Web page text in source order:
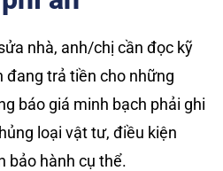
nhà, anh/chị cần đọc kỹ
đang trả tiền cho những
báo giá minh bạch phải ghi
loại vật tư, điều kiện
bảo hành cụ thể.